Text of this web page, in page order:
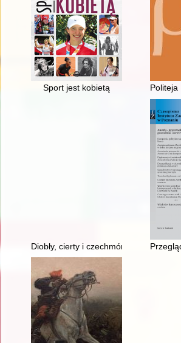
Sport jest kobietą Politeja
Diobły, cierty i czechmóny : obraz